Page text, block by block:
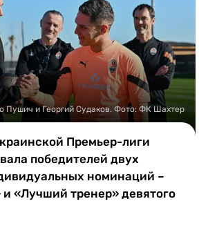
Пушич и Георгий Судаков. Фото: ФК Шахтер
Премьер-лиги
победителей двух
номинаций –
«Лучший тренер» девятого